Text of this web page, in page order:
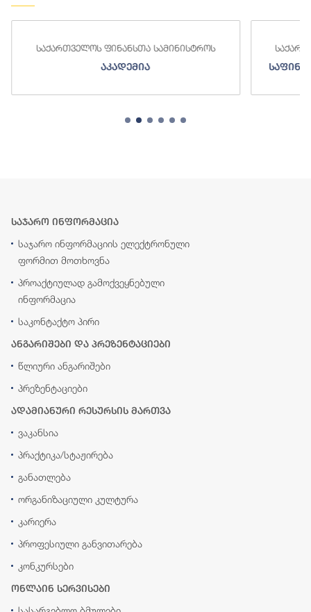
საქართველოს ფინანსთა სამინისტროს
აკადემია
საჯარო ინფორმაცია
საჯარო ინფორმაციის ელექტრონული
ფორმით მოთხოვნა
პროაქტიულად გამოქვეყნებული
ინფორმაცია
საკონტაქტო პირი
ანგარიშები და პრეზენტაციები
წლიური ანგარიშები
პრეზენტაციები
ადამიანური რესურსის მართვა
ვაკანსია
პრაქტიკა/სტაჟირება
განათლება
ორგანიზაციული კულტურა
კარიერა
პროფესიული განვითარება
კონკურსები
ონლაინ სერვისები